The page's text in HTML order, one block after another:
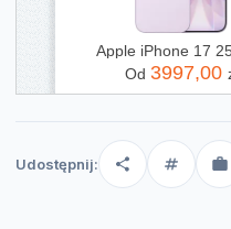
Od 3997,00
Udostępnij: